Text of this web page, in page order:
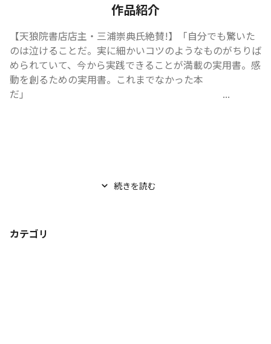
作品紹介
【天狼院書店店主・三浦崇典氏絶賛!】「自分でも驚いた
のは泣けることだ。実に細かいコツのようなものがちりば
められていて、今から実践できることが満載の実用書。感
動を創るための実用書。これまでなかった本
だ」　　　　　　　　　　　　　　　　　　　　...
続きを読む
カテゴリ